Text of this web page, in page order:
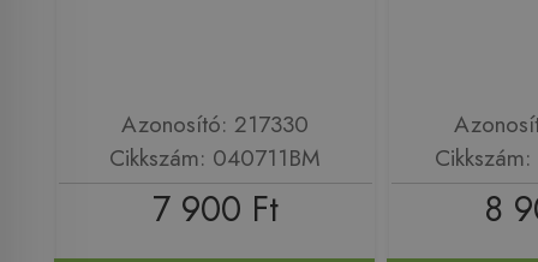
Azonosító: 217330
Cikkszám: 040711BM
7 900 Ft 8